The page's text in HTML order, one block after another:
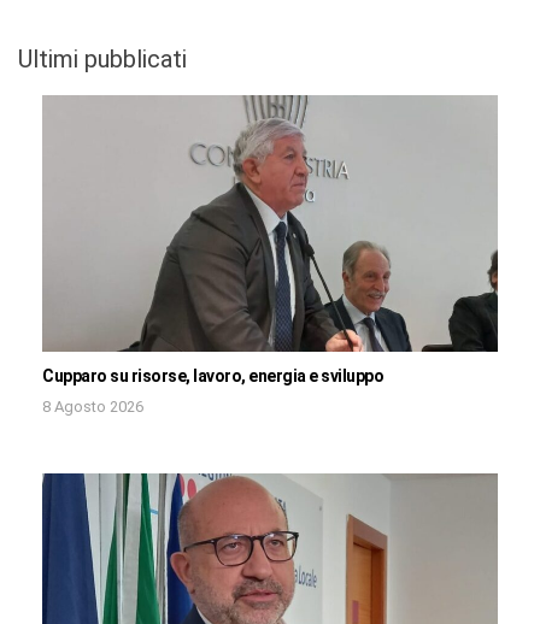
Ultimi pubblicati
Cupparo su risorse, lavoro, energia e sviluppo
8 Agosto 2026